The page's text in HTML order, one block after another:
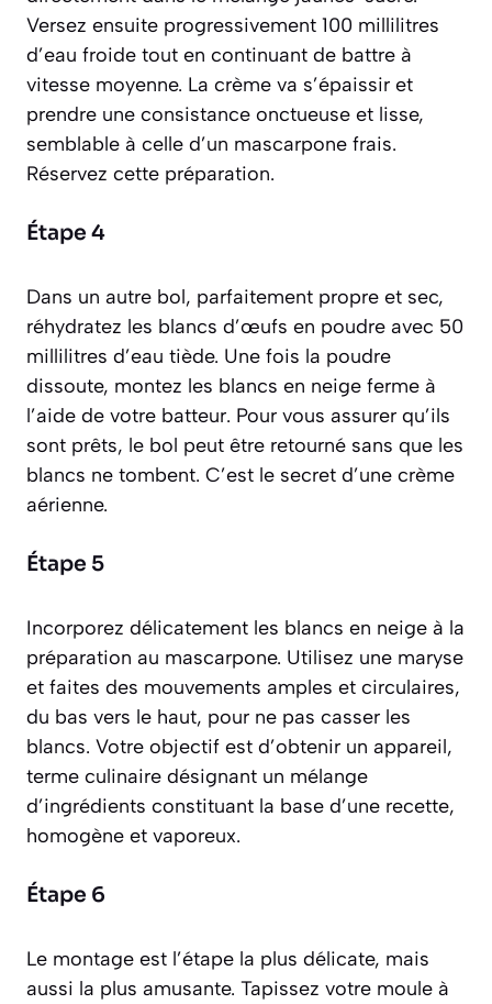
Versez ensuite progressivement 100 millilitres
d’eau froide tout en continuant de battre à
vitesse moyenne. La crème va s’épaissir et
prendre une consistance onctueuse et lisse,
semblable à celle d’un mascarpone frais.
Réservez cette préparation.
Étape 4
Dans un autre bol, parfaitement propre et sec,
réhydratez les blancs d’œufs en poudre avec 50
millilitres d’eau tiède. Une fois la poudre
dissoute, montez les blancs en neige ferme à
l’aide de votre batteur. Pour vous assurer qu’ils
sont prêts, le bol peut être retourné sans que les
blancs ne tombent. C’est le secret d’une crème
aérienne.
Étape 5
Incorporez délicatement les blancs en neige à la
préparation au mascarpone. Utilisez une maryse
et faites des mouvements amples et circulaires,
du bas vers le haut, pour ne pas casser les
blancs. Votre objectif est d’obtenir un appareil,
terme culinaire désignant un mélange
d’ingrédients constituant la base d’une recette,
homogène et vaporeux.
Étape 6
Le montage est l’étape la plus délicate, mais
aussi la plus amusante. Tapissez votre moule à